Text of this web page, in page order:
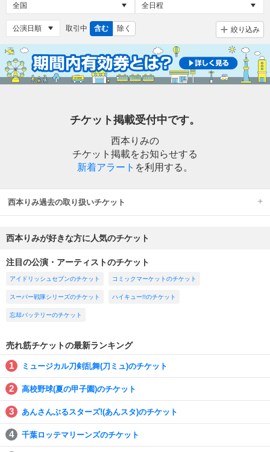
取引中 含む 除く 絞り込み
チケット掲載受付中です。
西本りみの
チケット掲載をお知らせする
新着アラート を利用する。
西本りみ過去の取り扱いチケット
西本りみが好きな方に人気のチケット
注目の公演・アーティストのチケット
アイドリッシュセブンのチケット コミックマーケットのチケット
スーパー戦隊シリーズのチケット ハイキュー!!のチケット
忘却バッテリーのチケット
売れ筋チケットの最新ランキング
ミュージカル刀剣乱舞(刀ミュ)のチケット
高校野球(夏の甲子園)のチケット
あんさんぶるスターズ!(あんスタ)のチケット
千葉ロッテマリーンズのチケット